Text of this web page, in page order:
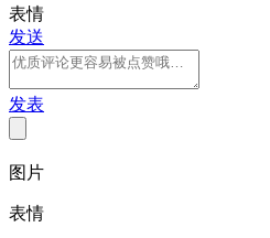
表情
发送
发表
图片
表情